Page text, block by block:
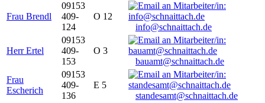
Frau Brendl
09153
409-
124
O 12
info@schnaittach.de
Herr Ertel
09153
409-
153
O 3
bauamt@schnaittach.de
Frau
Escherich
09153
409-
136
E 5
standesamt@schnaittach.de